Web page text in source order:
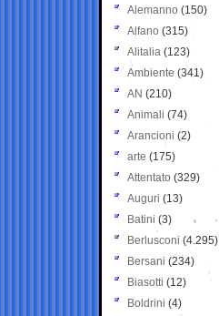
Alemanno (150)
Alfano (315)
Alitalia (123)
Ambiente (341)
AN (210)
Animali (74)
Arancioni (2)
arte (175)
Attentato (329)
Auguri (13)
Batini (3)
Berlusconi (4.295)
Bersani (234)
Biasotti (12)
Boldrini (4)